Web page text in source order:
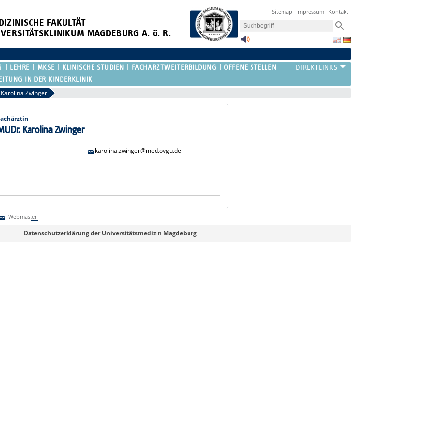
FAKULTÄT
MAGDEBURG A. ö. R.
Sitemap Impressum Kontakt
LEHRE MKSE KLINISCHE STUDIEN FACHARZTWEITERBILDUNG
OFFENE STELLEN
IN DER KINDERKLINIK
Karolina Zwinger
Karolina Zwinger
karolina.zwinger@med.ovgu.de
Webmaster
WebmasterDatenschutzerklärung der Universitätsmedizin Magdeburg